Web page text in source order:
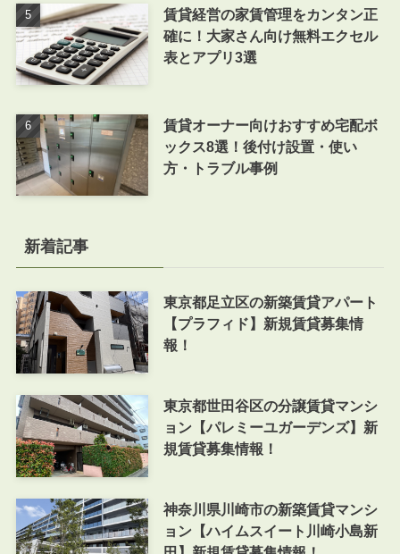
賃貸経営の家賃管理をカンタン正
確に！大家さん向け無料エクセル
表とアプリ3選
賃貸オーナー向けおすすめ宅配ボ
ックス8選！後付け設置・使い
方・トラブル事例
新着記事
東京都足立区の新築賃貸アパート
【プラフィド】新規賃貸募集情
報！
東京都世田谷区の分譲賃貸マンシ
ョン【パレミーユガーデンズ】新
規賃貸募集情報！
神奈川県川崎市の新築賃貸マンシ
ョン【ハイムスイート川崎小島新